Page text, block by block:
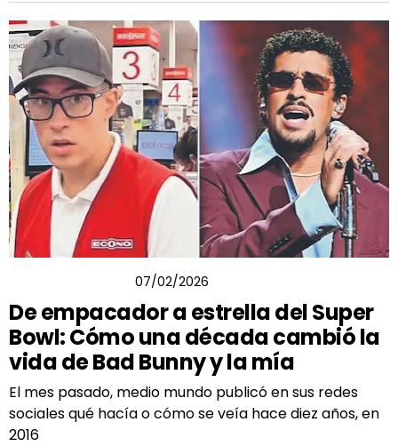
07/02/2026
De empacador a estrella del Super
Bowl: Cómo una década cambió la
vida de Bad Bunny y la mía
El mes pasado, medio mundo publicó en sus redes
sociales qué hacía o cómo se veía hace diez años, en
2016